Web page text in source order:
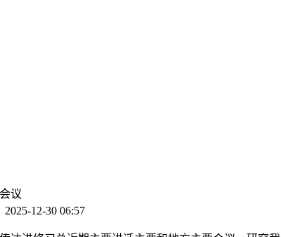
议
2025-12-30 06:57